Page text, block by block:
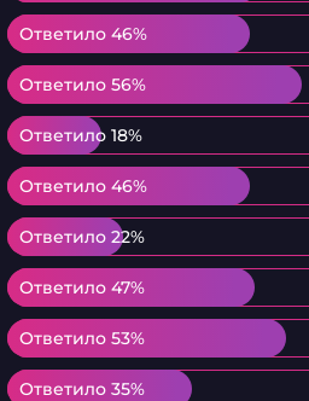
Ответило 46%
Ответило 46%
Ответило 56%
Ответило 56%
Ответило 18%
Ответило 18%
Ответило 46%
Ответило 46%
Ответило 22%
Ответило 22%
Ответило 47%
Ответило 47%
Ответило 53%
Ответило 53%
Ответило 35%
Ответило 35%